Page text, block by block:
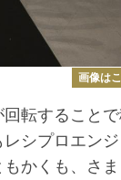
画像は
転すること
シプロエン
かくも、さ